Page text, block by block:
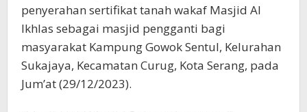
penyerahan sertifikat tanah wakaf Masjid Al
Ikhlas sebagai masjid pengganti bagi
masyarakat Kampung Gowok Sentul, Kelurahan
Sukajaya, Kecamatan Curug, Kota Serang, pada
Jum’at (29/12/2023).